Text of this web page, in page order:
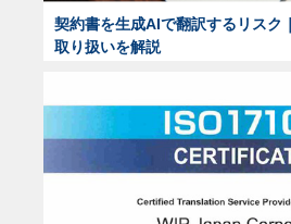
契約書を生成AIで翻訳するリスク
取り扱いを解説